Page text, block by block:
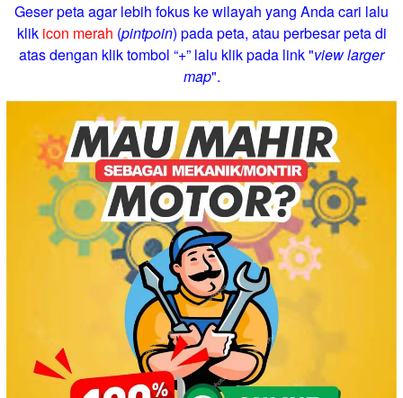
Geser peta agar lebih fokus ke wilayah yang Anda cari lalu
klik icon merah (pintpoin) pada peta, atau perbesar peta di
atas dengan klik tombol “+” lalu klik pada link "view larger
map".